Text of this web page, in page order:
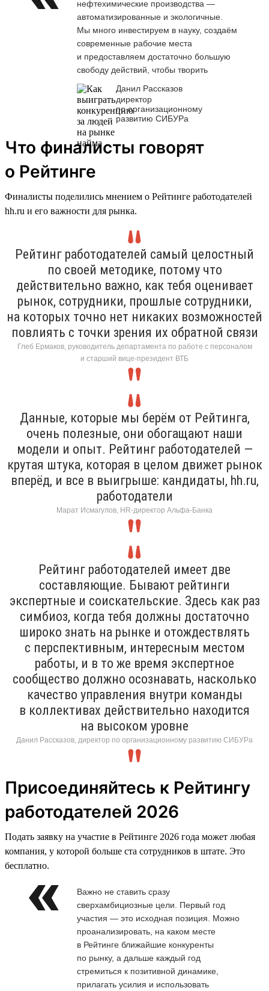
нефтехимические производства —
автоматизированные и экологичные.
Мы много инвестируем в науку, создаём
современные рабочие места
и предоставляем достаточно большую
свободу действий, чтобы творить
Данил Рассказов
директор
по организационному
развитию СИБУРа
Что финалисты говорят
о Рейтинге
Финалисты поделились мнением о Рейтинге работодателей
hh.ru и его важности для рынка.
Рейтинг работодателей самый целостный
по своей методике, потому что
действительно важно, как тебя оценивает
рынок, сотрудники, прошлые сотрудники,
на которых точно нет никаких возможностей
повлиять с точки зрения их обратной связи
Глеб Ермаков, руководитель департамента по работе с персоналом
и старший вице-президент ВТБ
Данные, которые мы берём от Рейтинга,
очень полезные, они обогащают наши
модели и опыт. Рейтинг работодателей —
крутая штука, которая в целом движет рынок
вперёд, и все в выигрыше: кандидаты, hh.ru,
работодатели
Марат Исмагулов, HR-директор Альфа-Банка
Рейтинг работодателей имеет две
составляющие. Бывают рейтинги
экспертные и соискательские. Здесь как раз
симбиоз, когда тебя должны достаточно
широко знать на рынке и отождествлять
с перспективным, интересным местом
работы, и в то же время экспертное
сообщество должно осознавать, насколько
качество управления внутри команды
в коллективах действительно находится
на высоком уровне
Данил Рассказов, директор по организационному развитию СИБУРа
Присоединяйтесь к Рейтингу
работодателей 2026
Подать заявку на участие в Рейтинге 2026 года может любая
компания, у которой больше ста сотрудников в штате. Это
бесплатно.
Важно не ставить сразу
сверхамбициозные цели. Первый год
участия — это исходная позиция. Можно
проанализировать, на каком месте
в Рейтинге ближайшие конкуренты
по рынку, а дальше каждый год
стремиться к позитивной динамике,
прилагать усилия и использовать